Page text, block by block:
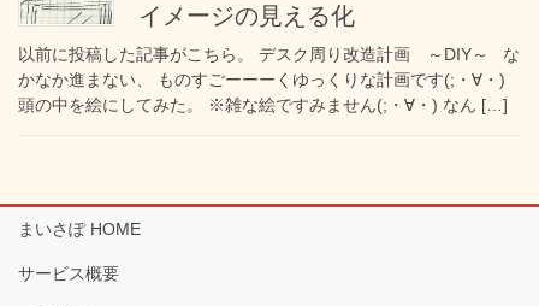
イメージの見える化
以前に投稿した記事がこちら。 デスク周り改造計画 ～DIY～ な
かなか進まない、 ものすごーーーくゆっくりな計画です(;・∀・)
頭の中を絵にしてみた。 ※雑な絵ですみません(;・∀・) なん […]
まいさぽ HOME
サービス概要